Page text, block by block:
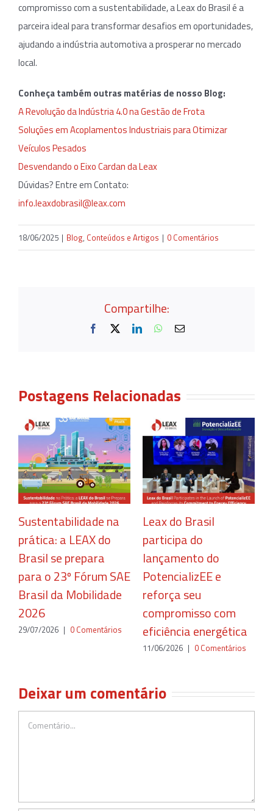
compromisso com a sustentabilidade, a Leax do Brasil é a
parceira ideal para transformar desafios em oportunidades,
ajudando a indústria automotiva a prosperar no mercado
local.
Conheça também outras matérias de nosso Blog:
A Revolução da Indústria 4.0 na Gestão de Frota
Soluções em Acoplamentos Industriais para Otimizar
Veículos Pesados
Desvendando o Eixo Cardan da Leax
Dúvidas? Entre em Contato:
info.leaxdobrasil@leax.com
18/06/2025 | Blog, Conteúdos e Artigos | 0 Comentários
Compartilhe:
Facebook LinkedInWhatsApp
E-
Postagens Relacionadas
Sustentabilidade na
prática: a LEAX do
Brasil se prepara
para o 23º Fórum SAE
Brasil da Mobilidade
2026
29/07/2026 | 0 Comentários
Leax do Brasil
participa do
lançamento do
PotencializEE e
reforça seu
compromisso com
eficiência energética
11/06/2026 | 0 Comentários
Deixar um comentário
Comentário